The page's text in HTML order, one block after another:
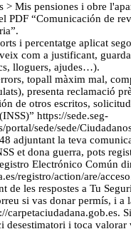
> Mis pensiones i obre
PDF “Comunicación de
i percentatge aplicat
com a justificant,
lloguers, ajudes…).
topall màxim mal,
presenta reclamació
de otros escritos,
https://sede.seg-
portal/sede/sede/
adjuntant la teva
et dona guerra, pots
Electrónico Común
registro/action/are/
de les respostes a Tu
si vas donar permís, i a
carpetaciudadana.gob.es.
desestimatori i toca